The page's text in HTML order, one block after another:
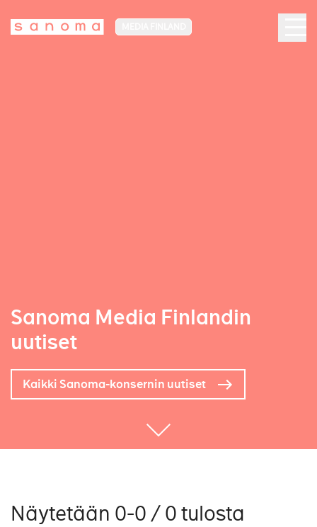
Sanoma Media Finlandin
uutiset
Kaikki Sanoma-konsernin uutiset
Näytetään 0-0 / 0 tulosta